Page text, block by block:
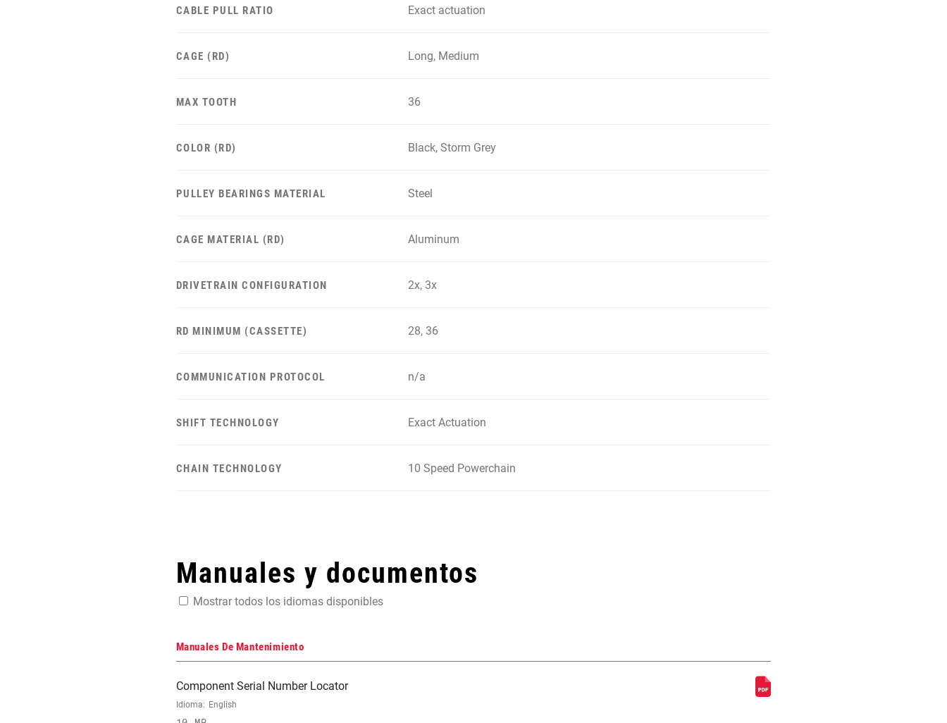
CABLE PULL RATIO Exact actuation
CAGE (RD) Long, Medium
MAX TOOTH 36
COLOR (RD) Black, Storm Grey
PULLEY BEARINGS MATERIAL Steel
CAGE MATERIAL (RD) Aluminum
DRIVETRAIN CONFIGURATION 2x, 3x
RD MINIMUM (CASSETTE) 28, 36
COMMUNICATION PROTOCOL n/a
SHIFT TECHNOLOGY Exact Actuation
CHAIN TECHNOLOGY 10 Speed Powerchain
Manuales y documentos
Mostrar todos los idiomas disponibles
Manuales De Mantenimiento
Component Serial Number Locator
Idioma: English